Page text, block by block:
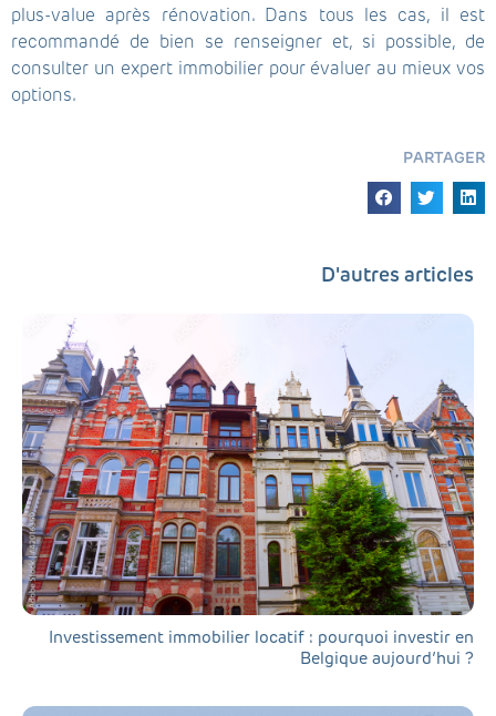
plus-value après rénovation. Dans tous les cas, il est
recommandé de bien se renseigner et, si possible, de
consulter un expert immobilier pour évaluer au mieux vos
options.
PARTAGER
D'autres articles
Investissement immobilier locatif : pourquoi investir en
Belgique aujourd’hui ?